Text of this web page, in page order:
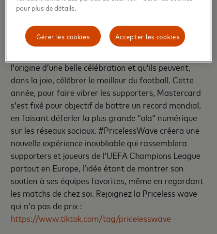
progresser.
Mastercard aspire à améliorer l’expérience des
supporters en leur montrant qu’un simple ballon, un
l’origine d’une belle célébration et qu’ils peuvent,
dans la joie, célébrer le meilleur du football. Cette
année, pour faire vibrer les supporters, Mastercard
s’est fixé pour objectif de battre un record mondial,
en faisant déferler la plus grande “ola” numérique
sur les réseaux sociaux. #PricelessWave créera une
nouvelle expérience inoubliable qui rassemblera
supporters et joueurs de l’UEFA Champions League
partout en Europe, l’idée étant de montrer son
soutien à ses équipes favorites, même en regardant
les matchs de chez soi. Rejoignez la Priceless wave
qui n’a pas de prix :
https://www.tiktok.com/tag/pricelesswave
pour plus de détails.
Accepter les cookies
Gérer les cookies